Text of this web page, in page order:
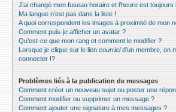
J’ai changé mon fuseau horaire et l’heure est
Ma langue n’est pas dans la liste !
A quoi correspondent les images à proximité de mon
Comment puis-je afficher un avatar ?
Qu’est-ce que mon rang et comment le modifier ?
Lorsque je clique sur le lien courrield’un membre, on
connecter !?
Problèmes liés à la publication de messages
Comment créer un nouveau sujet ou poster une
Comment modifier ou supprimer un message ?
Comment ajouter une signature à mes messages ?